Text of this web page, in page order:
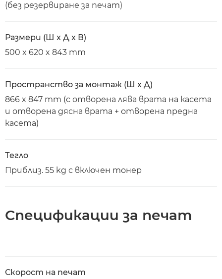
(без резервиране за печат)
Размери (Ш x Д x В)
500 x 620 x 843 mm
Пространство за монтаж (Ш x Д)
866 x 847 mm (с отворена лява врата на касета
и отворена дясна врата + отворена предна
касета)
Тегло
Приблиз. 55 kg с включен тонер
Спецификации за печат
Скорост на печат